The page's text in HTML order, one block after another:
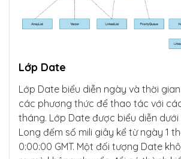
Lớp Date
Lớp Date biểu diễn ngày và thời
các phương thức để thao tác với
tháng. Lớp Date được biểu diễn
Long đếm số mili giây kể từ ngày 1
0:00:00 GMT. Một đối tượng Date